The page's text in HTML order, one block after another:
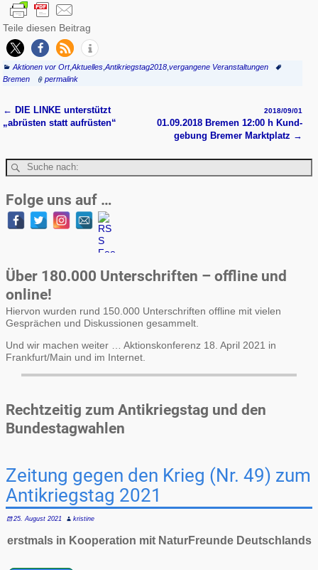
Teile diesen Beitrag
Aktionen vor Ort,Aktuelles ,Antikriegstag2018 ,vergangene Veranstaltungen
Bremen
permalink
Artikelnavigation
← DIE LINKE unterstützt
„abrüsten statt aufrüsten“
2018/09/01
01.09.2018 Bremen 12:00 h Kund­
ge­bung Bremer Markt­platz →
Folge uns auf …
Über 180.000 Unterschriften – offline und
online!
Hiervon wurden rund 150.000 Unterschriften offline mit vielen
Gesprächen und Diskussionen gesammelt.
Und wir machen weiter … Aktionskonferenz 18. April 2021 in
Frankfurt/Main und im Internet.
Rechtzeitig zum Antikriegstag und den
Bundestagwahlen
Zeitung gegen den Krieg (Nr. 49) zum
Antikriegstag 2021
25. August 2021 kristine
erstmals in Kooperation mit NaturFreunde Deutschlands